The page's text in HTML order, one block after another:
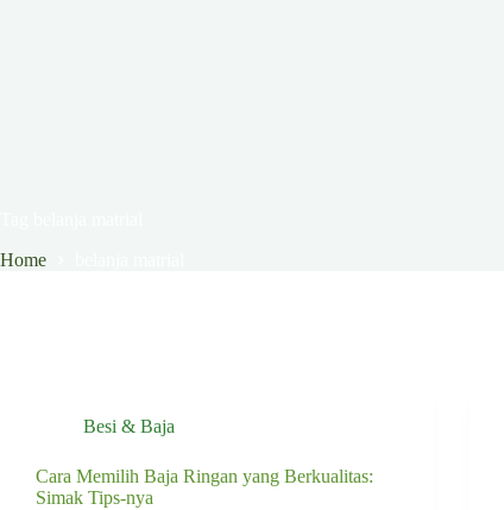
Home
Besi & Baja
Cara Memilih Baja Ringan yang Berkualitas:
Simak Tips-nya